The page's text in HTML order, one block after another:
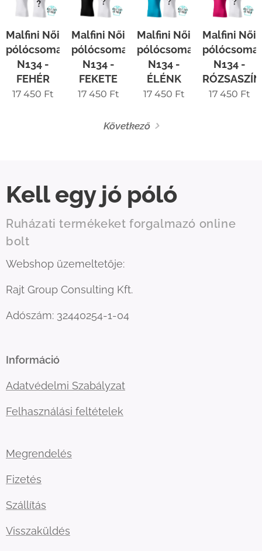
Malfini Női
pólócsomag
N134 -
FEHÉR
17 450 Ft
Malfini Női
pólócsomag
N134 -
FEKETE
17 450 Ft
Malfini Női
pólócsomag
N134 -
ÉLÉNK
17 450 Ft
Malfini Női
N134 -
RÓZSASZÍN
17 450 Ft
Következő
Kell egy jó póló
Ruházati termékeket forgalmazó online
bolt
Webshop üzemeltetője:
Rajt Group Consulting Kft.
Adószám: 32440254-1-04
Információ
Adatvédelmi Szabályzat
Felhasználási feltételek
Megrendelés
Fizetés
Szállítás
Visszaküldés